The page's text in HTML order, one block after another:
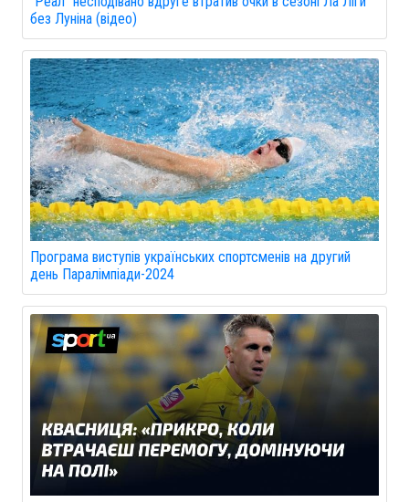
без Луніна (відео)
Програма виступів українських спортсменів на другий
день Паралімпіади-2024